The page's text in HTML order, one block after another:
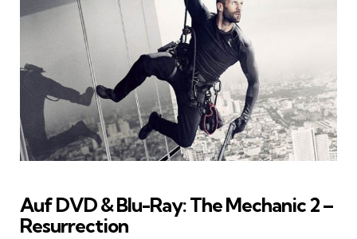
Auf DVD & Blu-Ray: The Mechanic 2 –
Resurrection